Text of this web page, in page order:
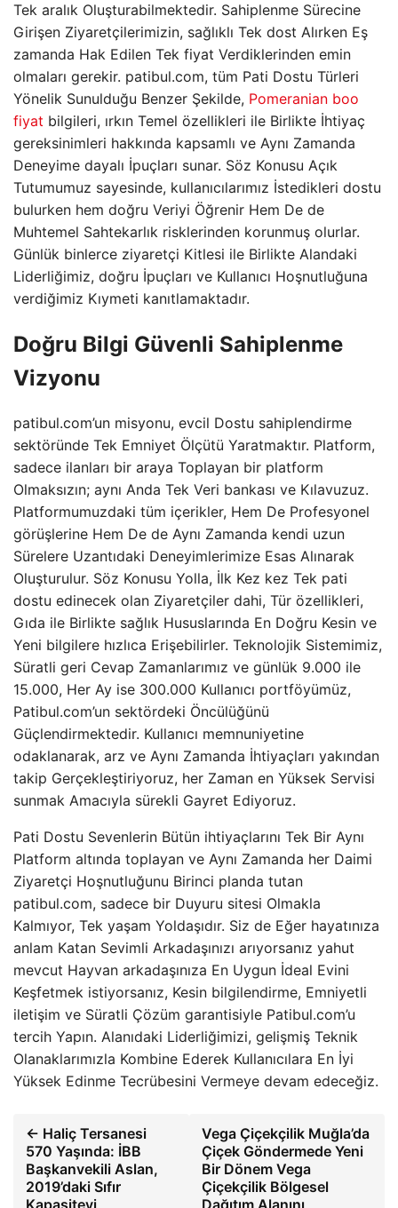
Tek aralık Oluşturabilmektedir. Sahiplenme Sürecine
Girişen Ziyaretçilerimizin, sağlıklı Tek dost Alırken Eş
zamanda Hak Edilen Tek fiyat Verdiklerinden emin
olmaları gerekir. patibul.com, tüm Pati Dostu Türleri
Yönelik Sunulduğu Benzer Şekilde, Pomeranian boo
fiyat bilgileri, ırkın Temel özellikleri ile Birlikte İhtiyaç
gereksinimleri hakkında kapsamlı ve Aynı Zamanda
Deneyime dayalı İpuçları sunar. Söz Konusu Açık
Tutumumuz sayesinde, kullanıcılarımız İstedikleri dostu
bulurken hem doğru Veriyi Öğrenir Hem De de
Muhtemel Sahtekarlık risklerinden korunmuş olurlar.
Günlük binlerce ziyaretçi Kitlesi ile Birlikte Alandaki
Liderliğimiz, doğru İpuçları ve Kullanıcı Hoşnutluğuna
verdiğimiz Kıymeti kanıtlamaktadır.
Doğru Bilgi Güvenli Sahiplenme
Vizyonu
patibul.com’un misyonu, evcil Dostu sahiplendirme
sektöründe Tek Emniyet Ölçütü Yaratmaktır. Platform,
sadece ilanları bir araya Toplayan bir platform
Olmaksızın; aynı Anda Tek Veri bankası ve Kılavuzuz.
Platformumuzdaki tüm içerikler, Hem De Profesyonel
görüşlerine Hem De de Aynı Zamanda kendi uzun
Sürelere Uzantıdaki Deneyimlerimize Esas Alınarak
Oluşturulur. Söz Konusu Yolla, İlk Kez kez Tek pati
dostu edinecek olan Ziyaretçiler dahi, Tür özellikleri,
Gıda ile Birlikte sağlık Hususlarında En Doğru Kesin ve
Yeni bilgilere hızlıca Erişebilirler. Teknolojik Sistemimiz,
Süratli geri Cevap Zamanlarımız ve günlük 9.000 ile
15.000, Her Ay ise 300.000 Kullanıcı portföyümüz,
Patibul.com’un sektördeki Öncülüğünü
Güçlendirmektedir. Kullanıcı memnuniyetine
odaklanarak, arz ve Aynı Zamanda İhtiyaçları yakından
takip Gerçekleştiriyoruz, her Zaman en Yüksek Servisi
sunmak Amacıyla sürekli Gayret Ediyoruz.
Pati Dostu Sevenlerin Bütün ihtiyaçlarını Tek Bir Aynı
Platform altında toplayan ve Aynı Zamanda her Daimi
Ziyaretçi Hoşnutluğunu Birinci planda tutan
patibul.com, sadece bir Duyuru sitesi Olmakla
Kalmıyor, Tek yaşam Yoldaşıdır. Siz de Eğer hayatınıza
anlam Katan Sevimli Arkadaşınızı arıyorsanız yahut
mevcut Hayvan arkadaşınıza En Uygun İdeal Evini
Keşfetmek istiyorsanız, Kesin bilgilendirme, Emniyetli
iletişim ve Süratli Çözüm garantisiyle Patibul.com’u
tercih Yapın. Alanıdaki Liderliğimizi, gelişmiş Teknik
Olanaklarımızla Kombine Ederek Kullanıcılara En İyi
Yüksek Edinme Tecrübesini Vermeye devam edeceğiz.
← Haliç Tersanesi
570 Yaşında: İBB
Başkanvekili Aslan,
2019’daki Sıfır
Vega Çiçekçilik Muğla’da
Çiçek Göndermede Yeni
Bir Dönem Vega
Çiçekçilik Bölgesel